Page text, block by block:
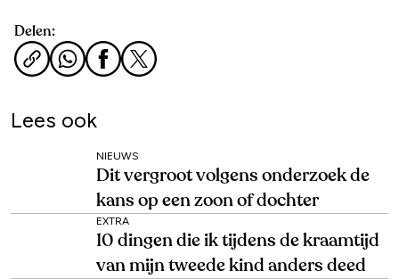
Delen:
Lees ook
NIEUWS
Dit vergroot volgens onderzoek de
kans op een zoon of dochter
EXTRA
10 dingen die ik tijdens de kraamtijd
van mijn tweede kind anders deed